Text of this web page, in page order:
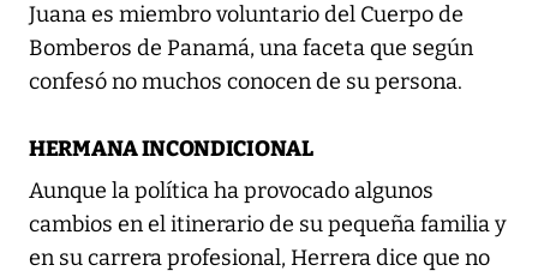
Juana es miembro voluntario del Cuerpo de
Bomberos de Panamá, una faceta que según
confesó no muchos conocen de su persona.
HERMANA INCONDICIONAL
Aunque la política ha provocado algunos
cambios en el itinerario de su pequeña familia y
en su carrera profesional, Herrera dice que no